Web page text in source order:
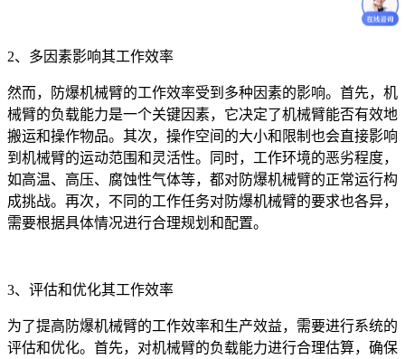
2、多因素影响其工作效率
然而，防爆机械臂的工作效率受到多种因素的影响。首先，机
械臂的负载能力是一个关键因素，它决定了机械臂能否有效地
搬运和操作物品。其次，操作空间的大小和限制也会直接影响
到机械臂的运动范围和灵活性。同时，工作环境的恶劣程度，
如高温、高压、腐蚀性气体等，都对防爆机械臂的正常运行构
成挑战。再次，不同的工作任务对防爆机械臂的要求也各异，
需要根据具体情况进行合理规划和配置。
3、评估和优化其工作效率
为了提高防爆机械臂的工作效率和生产效益，需要进行系统的
评估和优化。首先，对机械臂的负载能力进行合理估算，确保